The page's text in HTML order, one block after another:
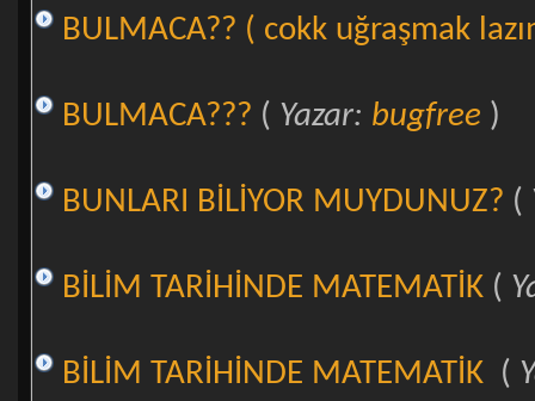
BULMACA?? ( cokk uğraşmak
BULMACA??? ( Yazar: bugfree )
BUNLARI BİLİYOR MUYDUNUZ? (
BİLİM TARİHİNDE MATEMATİK(
BİLİM TARİHİNDE MATEMATİK (